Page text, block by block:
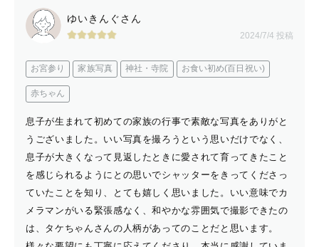
ゆいきんぐさん
2024/7/4 投稿
お宮参り 家族写真 神社・寺院 お食い初め(百日祝い)
赤ちゃん
息子が生まれて初めての家族の行事で素敵な写真をありがと
うございました。いい写真を撮ろうという思いだけでなく、
息子が大きくなって見返したときに愛されて育ってきたこと
を感じられるようにとの思いでシャッターをきってくださっ
ていたことを知り、とても嬉しく思いました。いい意味でカ
メラマンがいる緊張感なく、和やかな雰囲気で撮影できたの
は、タケちゃんさんの人柄があってのことだと思います。